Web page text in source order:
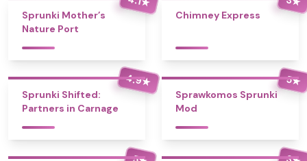
Sprunki Mother’s
Nature Port
Chimney Express
4.9★
Sprunki Shifted:
Partners in Carnage
5★
Sprawkomos Sprunki
Mod